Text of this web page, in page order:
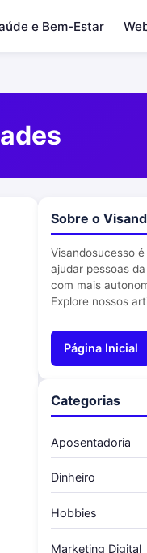
e Bem-Estar
Sobre o
Visandosucesso
ajudar pessoas
com mais
Explore nossos
Página Inicial
Categorias
Aposentadoria
Dinheiro
Hobbies
Marketing Digital